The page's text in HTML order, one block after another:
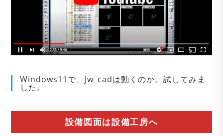
Windows11で、Jw_cadは動くのか。試してみま
した。
設備図面は設備工房へ